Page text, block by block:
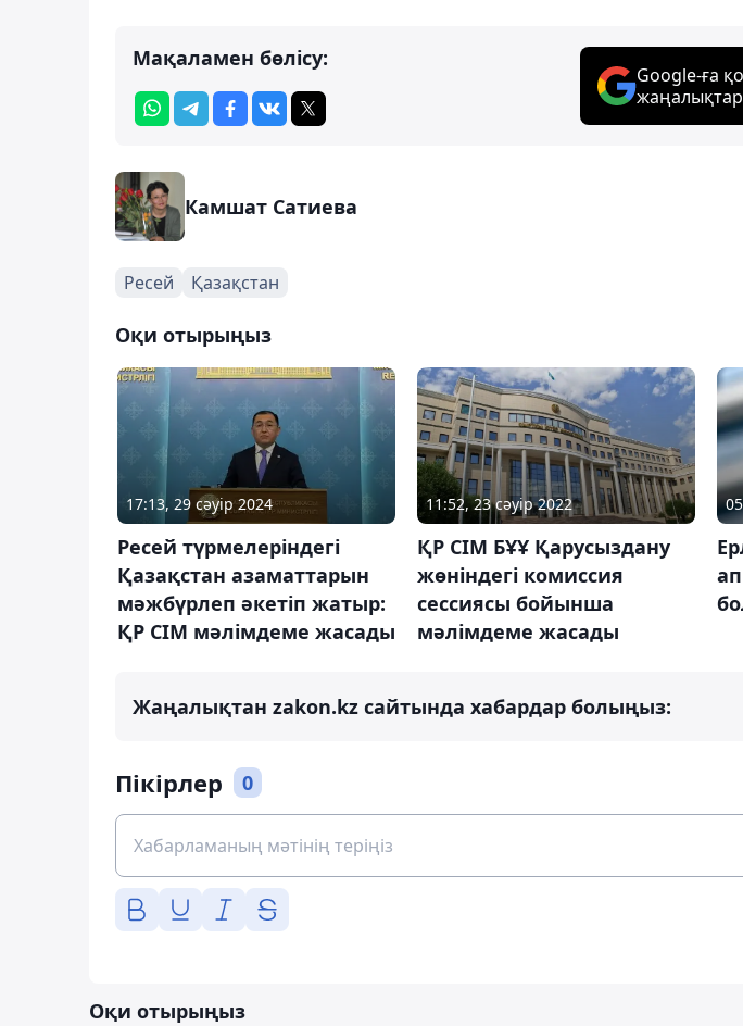
Мақаламен бөлісу:
Google-ға
Камшат Сатиева
Ресей Қазақстан
Оқи отырыңыз
17:13, 29 сәуір 2024
Ресей түрмелеріндегі
Қазақстан азаматтарын
мәжбүрлеп әкетіп жатыр:
ҚР СІМ мәлімдеме жасады
11:52, 23 сәуір 2022
ҚР СІМ БҰҰ Қарусыздану
жөніндегі комиссия
сессиясы бойынша
мәлімдеме жасады
Жаңалықтан zakon.kz сайтында хабардар болыңыз:
Пікірлер 0
Оқи отырыңыз